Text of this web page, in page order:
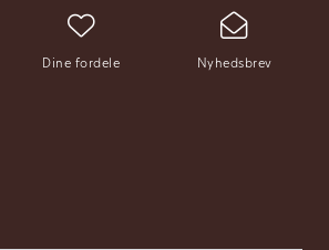
Dine fordele Nyhedsbrev